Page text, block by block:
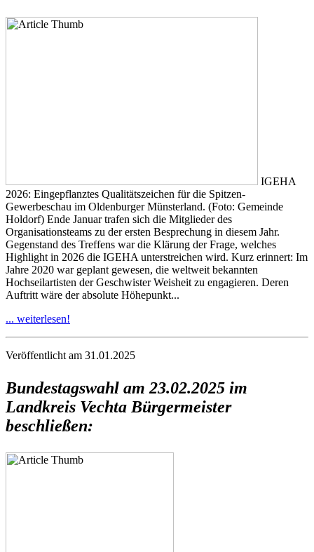
IGEHA
2026: Eingepflanztes Qualitätszeichen für die Spitzen-
Gewerbeschau im Oldenburger Münsterland. (Foto: Gemeinde
Holdorf) Ende Januar trafen sich die Mitglieder des
Organisationsteams zu der ersten Besprechung in diesem Jahr.
Gegenstand des Treffens war die Klärung der Frage, welches
Highlight in 2026 die IGEHA unterstreichen wird. Kurz erinnert: Im
Jahre 2020 war geplant gewesen, die weltweit bekannten
Hochseilartisten der Geschwister Weisheit zu engagieren. Deren
Auftritt wäre der absolute Höhepunkt...
... weiterlesen!
Veröffentlicht am 31.01.2025
Bundestagswahl am 23.02.2025 im
Landkreis Vechta Bürgermeister
beschließen: